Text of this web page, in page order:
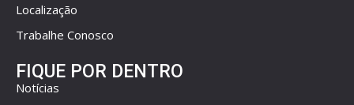
Localização
Trabalhe Conosco
FIQUE POR DENTRO
Notícias